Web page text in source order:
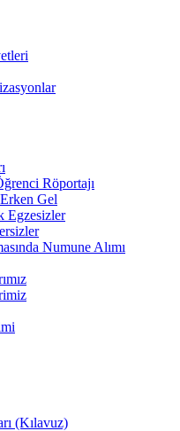
Röportajı
Gel
Egzesizler
Numune Alımı
(Kılavuz)